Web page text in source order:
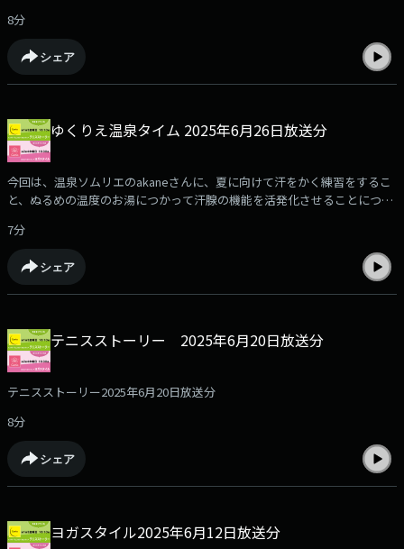
8分
シェア
ゆくりえ温泉タイム 2025年6月26日放送分
今回は、温泉ソムリエのakaneさんに、夏に向けて汗をかく練習をするこ
と、ぬるめの温度のお湯につかって汗腺の機能を活発化させることについ
7分
シェア
テニスストーリー 2025年6月20日放送分
テニスストーリー2025年6月20日放送分
8分
シェア
ヨガスタイル2025年6月12日放送分